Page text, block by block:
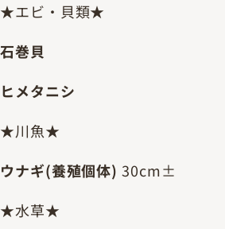
★エビ・貝類★
石巻貝
ヒメタニシ
★川魚★
ウナギ(養殖個体) 30cm±
★水草★